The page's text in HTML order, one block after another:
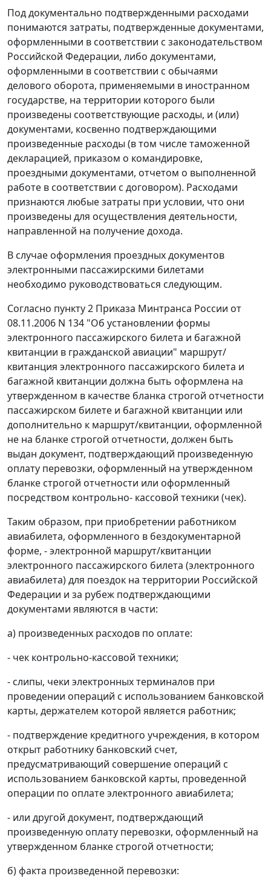
Под документально подтвержденными расходами
понимаются затраты, подтвержденные документами,
оформленными в соответствии с законодательством
Российской Федерации, либо документами,
оформленными в соответствии с обычаями
делового оборота, применяемыми в иностранном
государстве, на территории которого были
произведены соответствующие расходы, и (или)
документами, косвенно подтверждающими
произведенные расходы (в том числе таможенной
декларацией, приказом о командировке,
проездными документами, отчетом о выполненной
работе в соответствии с договором). Расходами
признаются любые затраты при условии, что они
произведены для осуществления деятельности,
направленной на получение дохода.
В случае оформления проездных документов
электронными пассажирскими билетами
необходимо руководствоваться следующим.
Согласно пункту 2 Приказа Минтранса России от
08.11.2006 N 134 "Об установлении формы
электронного пассажирского билета и багажной
квитанции в гражданской авиации" маршрут/
квитанция электронного пассажирского билета и
багажной квитанции должна быть оформлена на
утвержденном в качестве бланка строгой отчетности
пассажирском билете и багажной квитанции или
дополнительно к маршрут/квитанции, оформленной
не на бланке строгой отчетности, должен быть
выдан документ, подтверждающий произведенную
оплату перевозки, оформленный на утвержденном
бланке строгой отчетности или оформленный
посредством контрольно- кассовой техники (чек).
Таким образом, при приобретении работником
авиабилета, оформленного в бездокументарной
форме, - электронной маршрут/квитанции
электронного пассажирского билета (электронного
авиабилета) для поездок на территории Российской
Федерации и за рубеж подтверждающими
документами являются в части:
а) произведенных расходов по оплате:
- чек контрольно-кассовой техники;
- слипы, чеки электронных терминалов при
проведении операций с использованием банковской
карты, держателем которой является работник;
- подтверждение кредитного учреждения, в котором
открыт работнику банковский счет,
предусматривающий совершение операций с
использованием банковской карты, проведенной
операции по оплате электронного авиабилета;
- или другой документ, подтверждающий
произведенную оплату перевозки, оформленный на
утвержденном бланке строгой отчетности;
б) факта произведенной перевозки: